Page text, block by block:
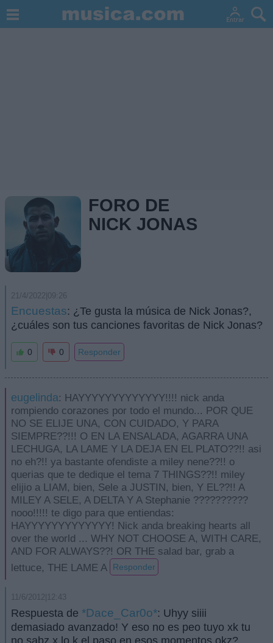
FORO DE
NICK JONAS
21/4/2022|09:26
Encuestas: ¿Te gusta la música de Nick Jonas?,
¿cuáles son tus canciones favoritas de Nick Jonas?
0 0 Responder
eugelinda: HAYYYYYYYYYYYYY!!!! nick anda
rompiendo corazones por todo el mundo... POR QUE
NO SE ELIJE UNA, CON CUIDADO, Y PARA
SIEMPRE??!!! O EN LA ENSALADA, AGARRA UNA
LECHUGA, LA LAME Y LA DEJA EN EL PLATO??!! asi
no eh?!! ya bastante ofendiste a miley nene??!! o
querias que te dedique el tema 7 THINGS??!! miley
elijio a LIAM, bien, Sele a JUSTIN, bien, Y EL??!! A
MILEY A SELE, A DELTA Y A Stephanie ??????????
nooo!!!!! te digo para que entiendas:
HAYYYYYYYYYYYYY! Nick anda breaking hearts all
over the world ... WHY NOT CHOOSE A, WITH CARE,
AND FOR ALWAYS??! OR THE salad bar, grab a
lettuce, THE LAME A
Responder
11/6/2012|12:43
Respuesta de*Dace_Car0o*: Uhyy siiii
demasiado avanzado! Y eso no es peo tuyo xk tu
no sabz x lo k el paso en esos momentos okz?